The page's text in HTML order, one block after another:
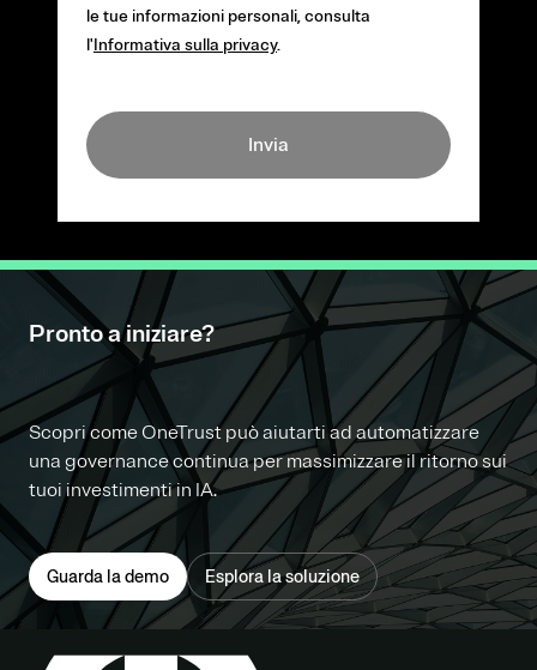
le tue informazioni personali, consulta
l'Informativa sulla privacy.
Invia
Pronto a iniziare?
Scopri come OneTrust può aiutarti ad automatizzare
una governance continua per massimizzare il ritorno sui
tuoi investimenti in IA.
Guarda la demo Esplora la soluzione